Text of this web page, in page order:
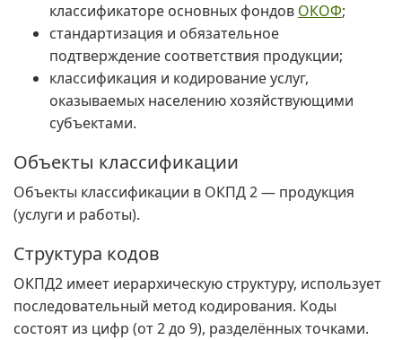
классификаторе основных фондов ОКОФ;
стандартизация и обязательное
подтверждение соответствия продукции;
классификация и кодирование услуг,
оказываемых населению хозяйствующими
субъектами.
Объекты классификации
Объекты классификации в ОКПД 2 — продукция
(услуги и работы).
Структура кодов
ОКПД2 имеет иерархическую структуру, использует
последовательный метод кодирования. Коды
состоят из цифр (от 2 до 9), разделённых точками.